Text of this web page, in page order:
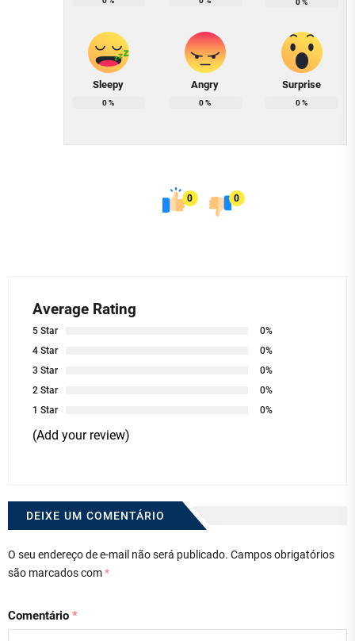
0%
Sleepy
0%
Angry
0%
Surprise
0%
0 0
Average Rating
5 Star
0%
4 Star
0%
3 Star
0%
2 Star
0%
1 Star
0%
(Add your review)
DEIXE UM COMENTÁRIO
O seu endereço de e-mail não será publicado. Campos obrigatórios
são marcados com*
Comentário *